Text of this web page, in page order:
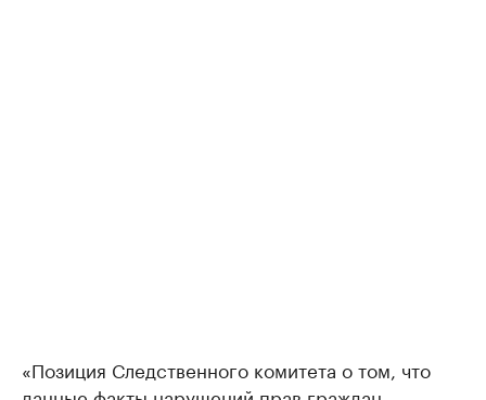
«Позиция Следственного комитета о том, что